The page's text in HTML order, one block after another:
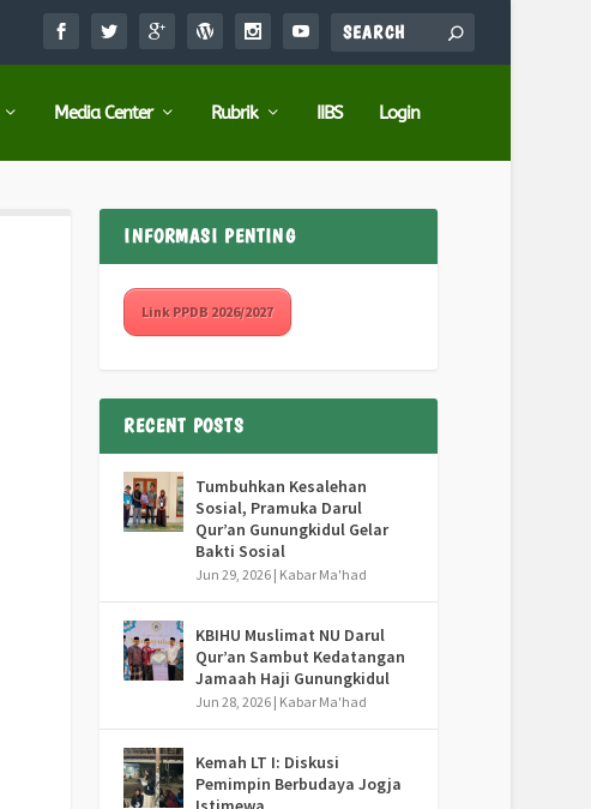
Media Center Rubrik IIBS Login
INFORMASI PENTING
Link PPDB 2026/2027
RECENT POSTS
Tumbuhkan Kesalehan
Sosial, Pramuka Darul
Qur’an Gunungkidul Gelar
Bakti Sosial
Jun 29, 2026 | Kabar Ma'had
KBIHU Muslimat NU Darul
Qur’an Sambut Kedatangan
Jamaah Haji Gunungkidul
Jun 28, 2026 | Kabar Ma'had
Kemah LT I: Diskusi
Pemimpin Berbudaya Jogja